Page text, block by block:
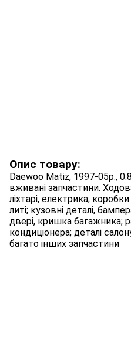
Опис товару:
Daewoo Matiz, 1997-05p.,
вживані запчастини.
ліхтарі, електрика;
литі; кузовні деталі,
двері, кришка багажника;
кондиціонера; деталі
багато інших запчастини